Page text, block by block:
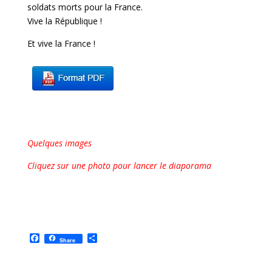
soldats morts pour la France.
Vive la République !
Et vive la France !
Quelques images
Cliquez sur une photo pour lancer le diaporama
F
a
Share P